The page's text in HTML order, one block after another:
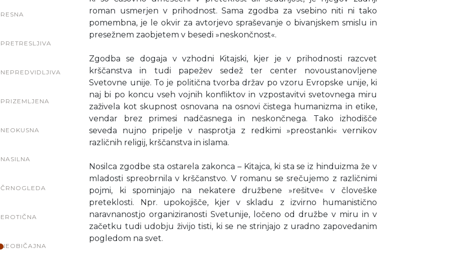
RESNA
PRETRESLJIVA
NEPREDVIDLJIVA
PRIZEMLJENA
NEOKUSNA
NASILNA
ČRNOGLEDA
EROTIČNA
NEOBIČAJNA
roman usmerjen v prihodnost. Sama zgodba za vsebino niti ni tako
pomembna, je le okvir za avtorjevo spraševanje o bivanjskem smislu in
presežnem zaobjetem v besedi »neskončnost«.
Zgodba se dogaja v vzhodni Kitajski, kjer je v prihodnosti razcvet
krščanstva in tudi papežev sedež ter center novoustanovljene
Svetovne unije. To je politična tvorba držav po vzoru Evropske unije, ki
naj bi po koncu vseh vojnih konfliktov in vzpostavitvi svetovnega miru
zaživela kot skupnost osnovana na osnovi čistega humanizma in etike,
vendar brez primesi nadčasnega in neskončnega. Tako izhodišče
seveda nujno pripelje v nasprotja z redkimi »preostanki« vernikov
različnih religij, krščanstva in islama.
Nosilca zgodbe sta ostarela zakonca – Kitajca, ki sta se iz hinduizma že v
mladosti spreobrnila v krščanstvo. V romanu se srečujemo z različnimi
pojmi, ki spominjajo na nekatere družbene »rešitve« v človeške
preteklosti. Npr. upokojišče, kjer v skladu z izvirno humanistično
naravnanostjo organiziranosti Svetunije, ločeno od družbe v miru in v
začetku tudi udobju živijo tisti, ki se ne strinjajo z uradno zapovedanim
pogledom na svet.